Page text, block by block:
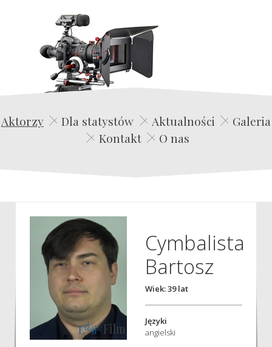
Edwin Film Agencja Aktorska
Aktorzy Dla statystów Aktualności
Galeria
Kontakt
O nas
Cymbalista
Bartosz
Wiek: 39 lat
Języki
angielski